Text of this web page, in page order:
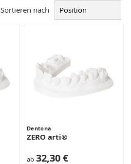
Sortieren nach
Dentona
ZERO arti®
ab 32,30 €